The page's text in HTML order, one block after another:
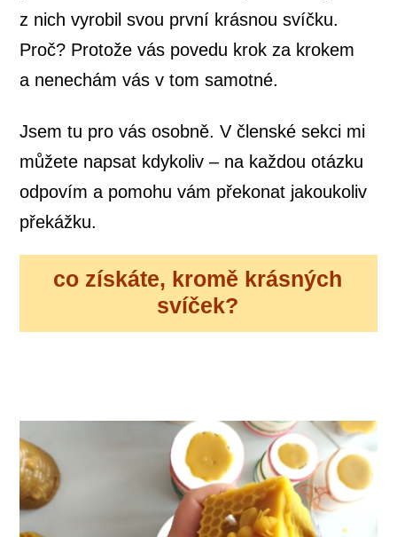
z nich vyrobil svou první krásnou svíčku.
Proč? Protože vás povedu krok za krokem
a nenechám vás v tom samotné.
Jsem tu pro vás osobně. V členské sekci mi
můžete napsat kdykoliv – na každou otázku
odpovím a pomohu vám překonat jakoukoliv
překážku.
co získáte, kromě krásných
svíček?